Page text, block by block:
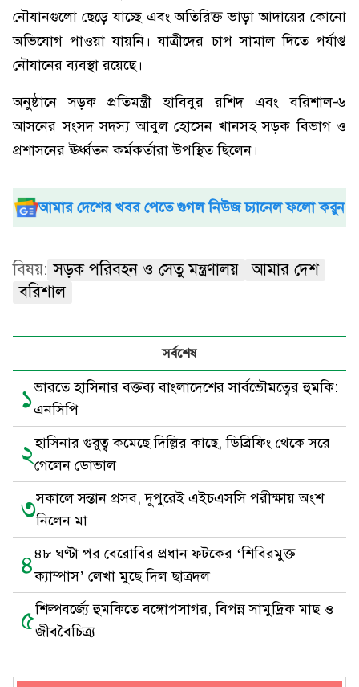
নৌযানগুলো ছেড়ে যাচ্ছে এবং অতিরিক্ত ভাড়া আদায়ের কোনো
অভিযোগ পাওয়া যায়নি। যাত্রীদের চাপ সামাল দিতে পর্যাপ্ত
নৌযানের ব্যবস্থা রয়েছে।
অনুষ্ঠানে সড়ক প্রতিমন্ত্রী হাবিবুর রশিদ এবং বরিশাল-৬
আসনের সংসদ সদস্য আবুল হোসেন খানসহ সড়ক বিভাগ ও
প্রশাসনের ঊর্ধ্বতন কর্মকর্তারা উপস্থিত ছিলেন।
আমার দেশের খবর পেতে গুগল নিউজ চ্যানেল ফলো করুন
বিষয়: সড়ক পরিবহন ও সেতু মন্ত্রণালয়
আমার দেশ
বরিশাল
সর্বশেষ
১ভারতে হাসিনার বক্তব্য বাংলাদেশের সার্বভৌমত্বের হুমকি:
এনসিপি
২হাসিনার গুরুত্ব কমেছে দিল্লির কাছে, ডিব্রিফিং থেকে সরে
গেলেন ডোভাল
৩সকালে সন্তান প্রসব, দুপুরেই এইচএসসি পরীক্ষায় অংশ
নিলেন মা
৪৪৮ ঘণ্টা পর বেরোবির প্রধান ফটকের ‘শিবিরমুক্ত
ক্যাম্পাস’ লেখা মুছে দিল ছাত্রদল
৫শিল্পবর্জ্যে হুমকিতে বঙ্গোপসাগর, বিপন্ন সামুদ্রিক মাছ ও
জীববৈচিত্র্য